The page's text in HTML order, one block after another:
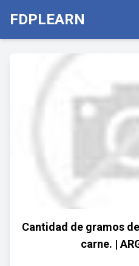
FDPLEARN
Cantidad de gramos
carne. |